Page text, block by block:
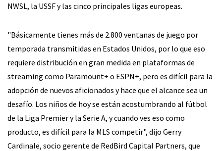
NWSL, la USSF y las cinco principales ligas europeas.
"Básicamente tienes más de 2.800 ventanas de juego por
temporada transmitidas en Estados Unidos, por lo que eso
requiere distribución en gran medida en plataformas de
streaming como Paramount+ o ESPN+, pero es difícil para la
adopción de nuevos aficionados y hace que el alcance sea un
desafío. Los niños de hoy se están acostumbrando al fútbol
de la Liga Premier y la Serie A, y cuando ves eso como
producto, es difícil para la MLS competir", dijo Gerry
Cardinale, socio gerente de RedBird Capital Partners, que